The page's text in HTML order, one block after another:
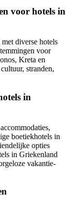
voor hotels in
diverse hotels
voor
Kreta en
stranden,
in
boetiekhotels in
opties
in Griekenland
vakantie-